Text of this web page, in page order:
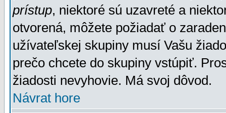
prístup, niektoré sú uzavreté a
otvorená, môžete požiadať o
užívateľskej skupiny musí Vašu
prečo chcete do skupiny vstúpiť.
žiadosti nevyhovie. Má svoj dôvod.
Návrat hore